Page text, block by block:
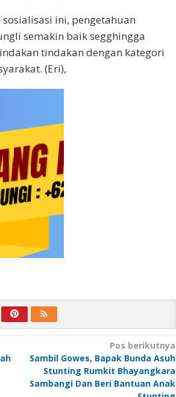
ini, pengetahuan
semakin baik segghingga
tindakan dengan kategori
(Eri),
Pos berikutnya
Sambil Gowes, Bapak Bunda Asuh
Stunting Rumkit Bhayangkara
Sambangi Dan Beri Bantuan Anak